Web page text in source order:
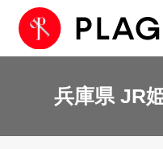
兵庫県 JR